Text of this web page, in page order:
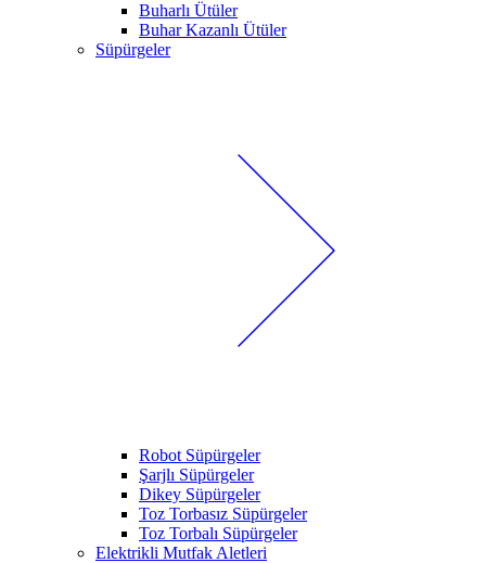
Buharlı Ütüler
Buhar Kazanlı Ütüler
Süpürgeler
Robot Süpürgeler
Şarjlı Süpürgeler
Dikey Süpürgeler
Toz Torbasız Süpürgeler
Toz Torbalı Süpürgeler
Elektrikli Mutfak Aletleri